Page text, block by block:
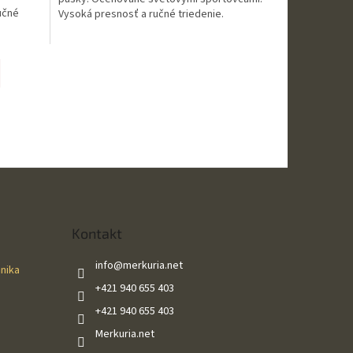
hviezdičiek.
Vysoká presnosť a ručné triedenie.
Kontakt
info@merkuria.net
+421 940 655 403
+421 940 655 403
Merkuria.net